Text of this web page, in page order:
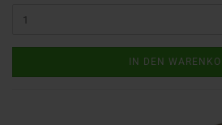
IN DEN